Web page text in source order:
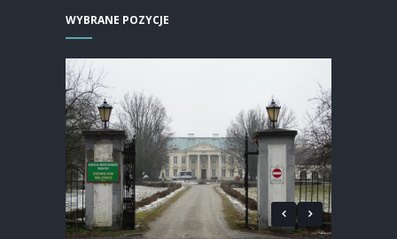
WYBRANE POZYCJE